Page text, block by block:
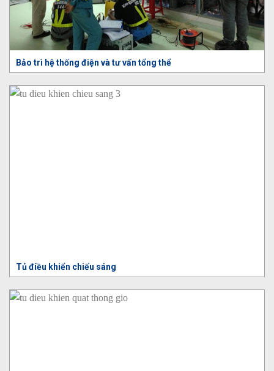
Bảo trì hệ thống điện và tư vấn tổng thể
Tủ điều khiển chiếu sáng